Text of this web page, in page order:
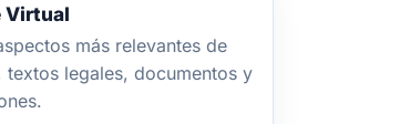
Virtual
más relevantes de
textos legales, documentos y